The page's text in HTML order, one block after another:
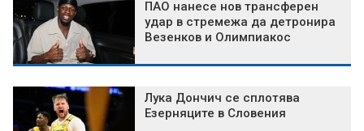
ПАО нанесе нов трансферен
удар в стремежа да детронира
Везенков и Олимпиакос
Лука Дончич се сплотява
Езерняците в Словения